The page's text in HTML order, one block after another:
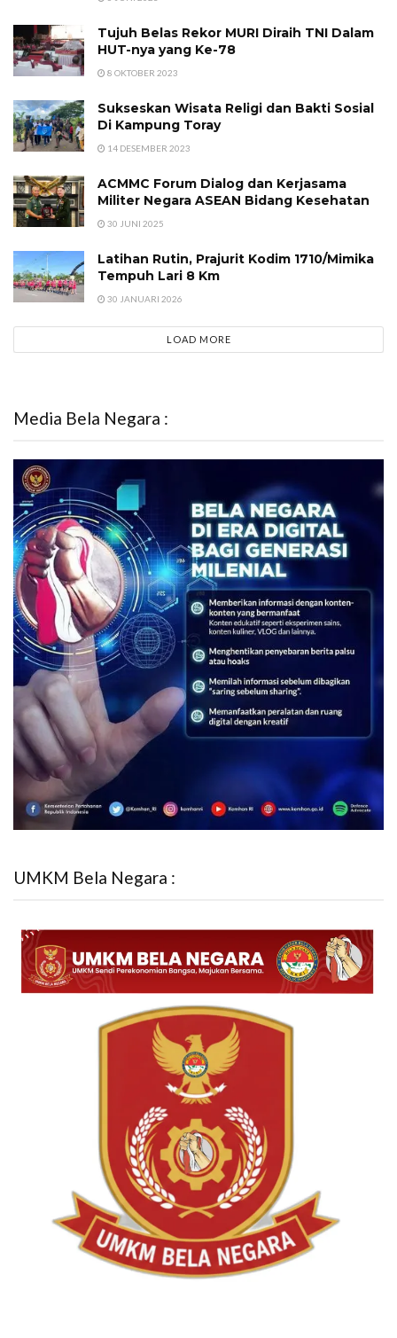
Tujuh Belas Rekor MURI Diraih TNI Dalam
HUT-nya yang Ke-78
8 OKTOBER 2023
Sukseskan Wisata Religi dan Bakti Sosial
Di Kampung Toray
14 DESEMBER 2023
ACMMC Forum Dialog dan Kerjasama
Militer Negara ASEAN Bidang Kesehatan
30 JUNI 2025
Latihan Rutin, Prajurit Kodim 1710/Mimika
Tempuh Lari 8 Km
30 JANUARI 2026
LOAD MORE
Media Bela Negara :
UMKM Bela Negara :